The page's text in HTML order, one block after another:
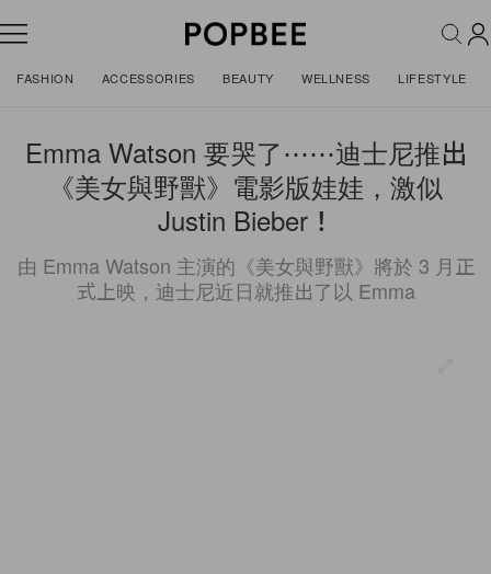
FASHION ACCESSORIES BEAUTY WELLNESS LIFESTYLE
Emma Watson 要哭了⋯⋯迪士尼推出
《美女與野獸》電影版娃娃，激似
Justin Bieber！
由 Emma Watson 主演的《美女與野獸》將於 3 月正
式上映，迪士尼近日就推出了以 Emma